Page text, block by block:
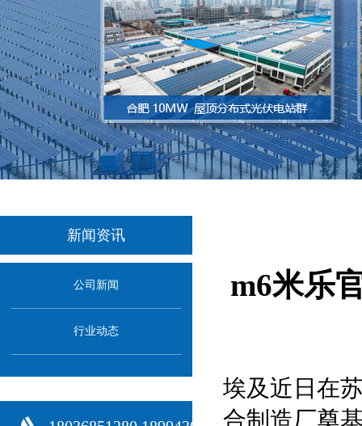
新闻资讯
公司新闻
行业动态
m6米乐
埃及近日在
合制造厂奠